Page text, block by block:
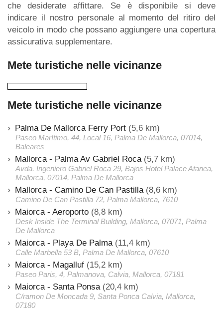
che desiderate affittare. Se è disponibile si deve
indicare il nostro personale al momento del ritiro del
veicolo in modo che possano aggiungere una copertura
assicurativa supplementare.
Mete turistiche nelle vicinanze
Mete turistiche nelle vicinanze
Palma De Mallorca Ferry Port (5,6 km)
Paseo Marítimo, 44, Local 16, Palma De Mallorca, 07014,
Baleares
Mallorca - Palma Av Gabriel Roca (5,7 km)
Avda. Ingeniero Gabriel Roca 29, Bajos Hotel Palace Atanea,
Mallorca, 07014, Palma De Mallorca
Mallorca - Camino De Can Pastilla (8,6 km)
Camino De Can Pastilla 72, Palma Mallorca, 7610
Maiorca - Aeroporto (8,8 km)
Desk Inside The Terminal Building, Mallorca, 07071, Palma
De Mallorca
Maiorca - Playa De Palma (11,4 km)
Calle Marbella 53 B, Palma De Mallorca, 07610
Maiorca - Magalluf (15,2 km)
Paseo Paris, 4, Palmanova, Calvia, Mallorca, 07181
Maiorca - Santa Ponsa (20,4 km)
C/ramon De Moncada 9, Santa Ponca Calvia, Mallorca,
07180